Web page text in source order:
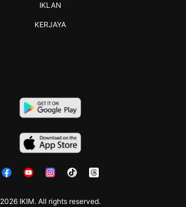
2026 IKIM. All rights reserved.
IKLAN
KERJAYA